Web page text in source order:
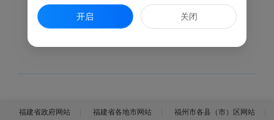
2.开展公共场所卫生监测。
福建省政府网站 福建省各地市网站 福州市各县（市）区网站
开启 关闭